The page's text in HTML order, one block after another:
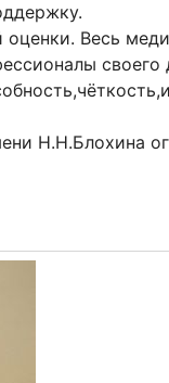
Весь
своего
Н.Н.Блохина